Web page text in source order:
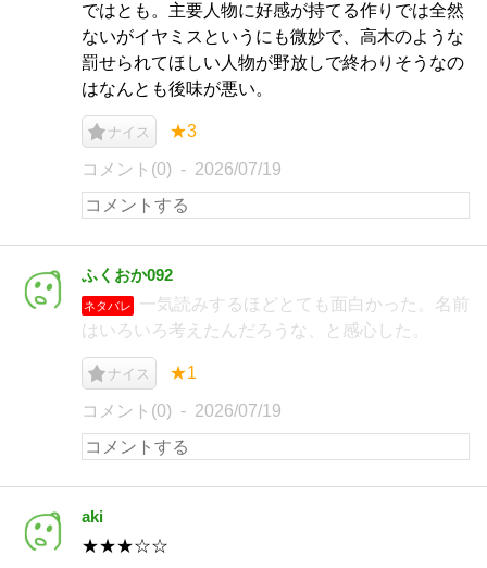
ではとも。主要人物に好感が持てる作りでは全然
ないがイヤミスというにも微妙で、高木のような
罰せられてほしい人物が野放しで終わりそうなの
はなんとも後味が悪い。
ナイス ★3
コメント(0) 2026/07/19
ふくおか092
ネタバレ
一気読みするほどとても面白かった。名前
はいろいろ考えたんだろうな、と感心した。
ナイス ★1
コメント(0) 2026/07/19
aki
★★★☆☆